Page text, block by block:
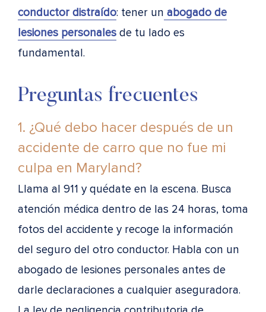
conductor distraído: tener un abogado de
lesiones personales de tu lado es
fundamental.
Preguntas frecuentes
1. ¿Qué debo hacer después de un
accidente de carro que no fue mi
culpa en Maryland?
Llama al 911 y quédate en la escena. Busca
atención médica dentro de las 24 horas, toma
fotos del accidente y recoge la información
del seguro del otro conductor. Habla con un
abogado de lesiones personales antes de
darle declaraciones a cualquier aseguradora.